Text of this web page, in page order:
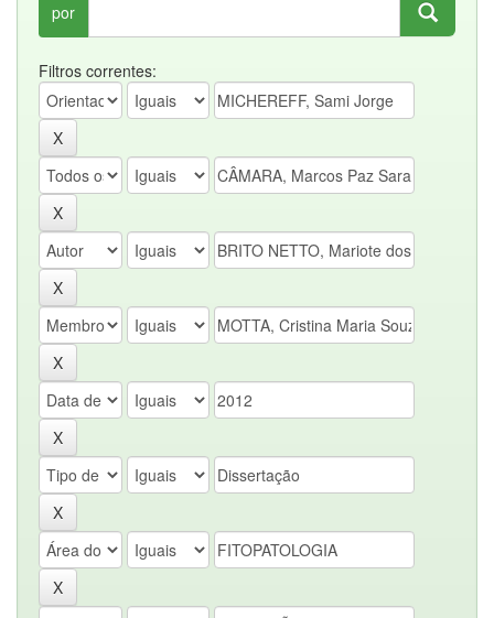
por
Filtros correntes: